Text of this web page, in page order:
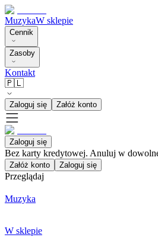
MuzykaW sklepie
Cennik
Zasoby
Kontakt
🇵🇱
Zaloguj się Załóż konto
Zaloguj się
Bez karty kredytowej. Anuluj w
Załóż konto Zaloguj się
Przeglądaj
Muzyka
W sklepie